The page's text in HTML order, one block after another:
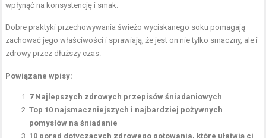
wpłynąć na konsystencję i smak.
Dobre praktyki przechowywania świeżo wyciskanego soku pomagają
zachować jego właściwości i sprawiają, że jest on nie tylko smaczny, ale i
zdrowy przez dłuższy czas.
Powiązane wpisy:
7 Najlepszych zdrowych przepisów śniadaniowych
Top 10 najsmaczniejszych i najbardziej pożywnych
pomysłów na śniadanie
10 porad dotyczących zdrowego gotowania, które ułatwią ci